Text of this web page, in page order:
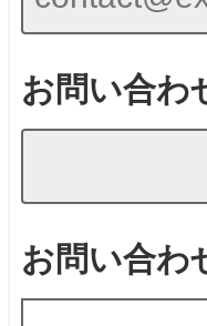
お問い合わ
お問い合わ